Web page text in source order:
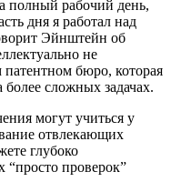
полный рабочий день,
дня я работал над
Эйнштейн об
не
бюро, которая
более сложных задачах.
могут учиться у
отвлекающих
глубоко
“просто проверок”